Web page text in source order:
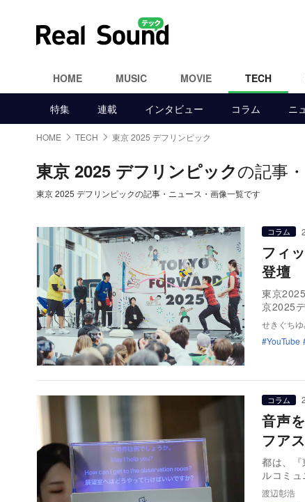
HOME MUSIC MOVIE TECH
特集 連載 インタビュー コラム ニ
HOME TECH 東京 2025 デフリンピック
東京 2025 デフリンピックの記事
東京 2025 デフリンピックの記事・ニュース・画像一覧です
コラム
フィ
登壇
東京
京2025
せきぐち
YouTube
コラム
音声
フア
都は、
ルコミ
渡辺彰浩